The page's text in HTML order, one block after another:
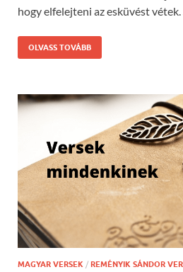
hogy elfelejteni az esküvést
OLVASS TOVÁBB
MAGYAR VERSEK / REMÉNYIK SÁNDOR